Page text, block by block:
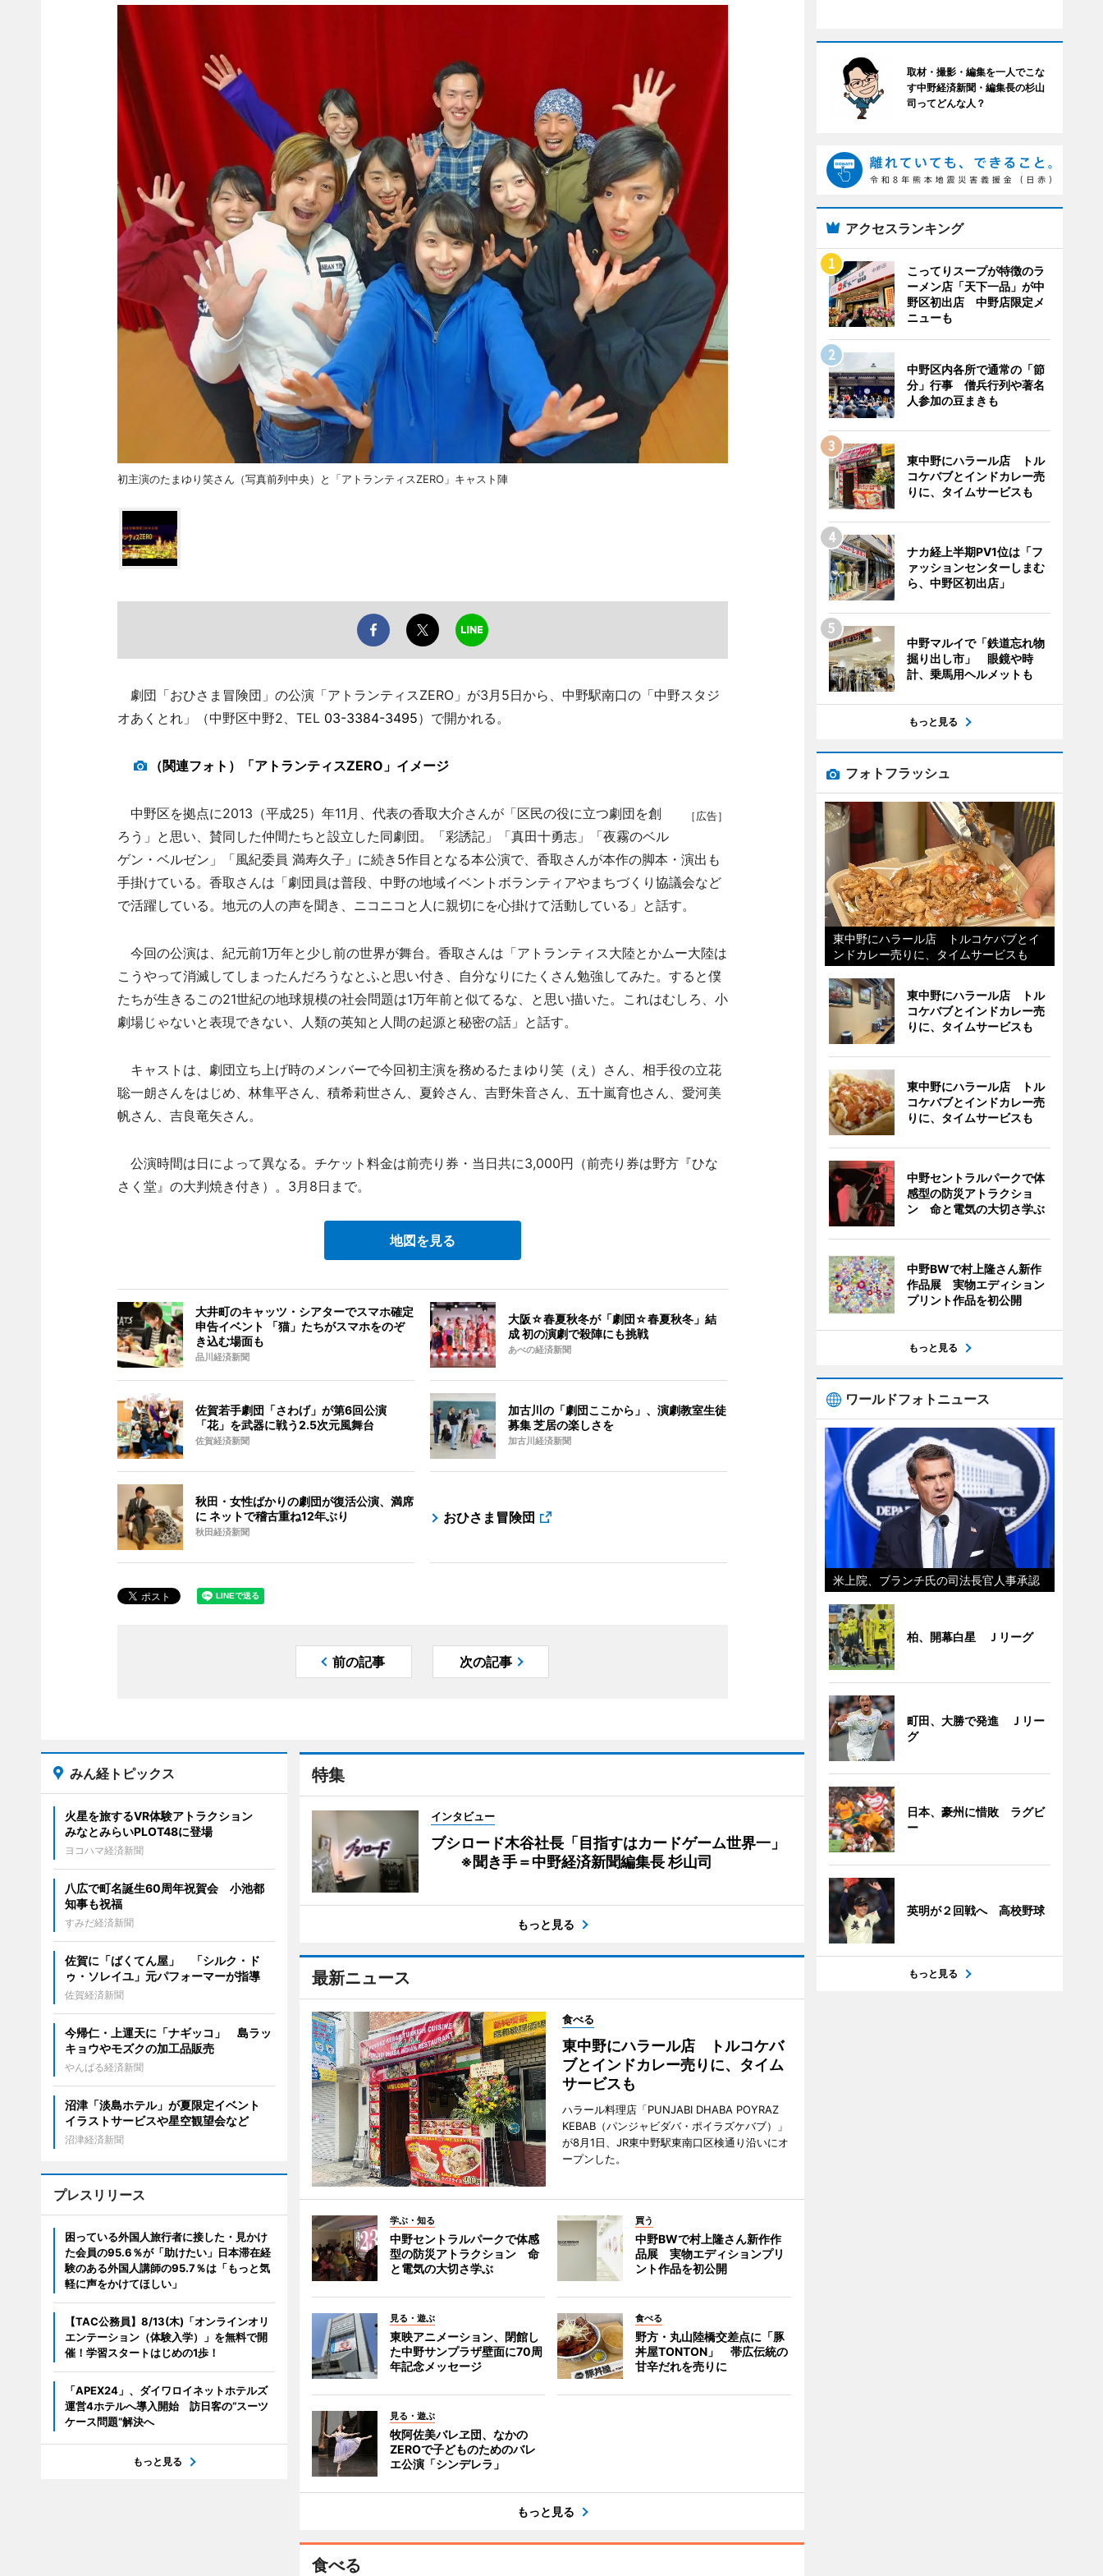
初主演のたまゆり笑さん（写真前列中央）と「アトランティスZERO」キャスト陣
劇団「おひさま冒険団」の公演「アトランティスZERO」が3月5日から、中野駅南口の「中野スタジ
オあくとれ」（中野区中野2、TEL 03-3384-3495）で開かれる。
（関連フォト）「アトランティスZERO」イメージ
［広告］
中野区を拠点に2013（平成25）年11月、代表の香取大介さんが「区民の役に立つ劇団を創
ろう」と思い、賛同した仲間たちと設立した同劇団。「彩誘記」「真田十勇志」「夜霧のベル
ゲン・ベルゼン」「風紀委員 満寿久子」に続き5作目となる本公演で、香取さんが本作の脚本・演出も
手掛けている。香取さんは「劇団員は普段、中野の地域イベントボランティアやまちづくり協議会など
で活躍している。地元の人の声を聞き、ニコニコと人に親切にを心掛けて活動している」と話す。
今回の公演は、紀元前1万年と少し前の世界が舞台。香取さんは「アトランティス大陸とかムー大陸は
こうやって消滅してしまったんだろうなとふと思い付き、自分なりにたくさん勉強してみた。すると僕
たちが生きるこの21世紀の地球規模の社会問題は1万年前と似てるな、と思い描いた。これはむしろ、小
劇場じゃないと表現できない、人類の英知と人間の起源と秘密の話」と話す。
キャストは、劇団立ち上げ時のメンバーで今回初主演を務めるたまゆり笑（え）さん、相手役の立花
聡一朗さんをはじめ、林隼平さん、積希莉世さん、夏鈴さん、吉野朱音さん、五十嵐育也さん、愛河美
帆さん、吉良竜矢さん。
公演時間は日によって異なる。チケット料金は前売り券・当日共に3,000円（前売り券は野方『ひな
さく堂』の大判焼き付き）。3月8日まで。
地図を見る
大井町のキャッツ・シアターでスマホ確定
申告イベント 「猫」たちがスマホをのぞ
き込む場面も
品川経済新聞
大阪☆春夏秋冬が「劇団☆春夏秋冬」結
成 初の演劇で殺陣にも挑戦
あべの経済新聞
佐賀若手劇団「さわげ」が第6回公演
「花」を武器に戦う2.5次元風舞台
佐賀経済新聞
加古川の「劇団ここから」、演劇教室生徒
募集 芝居の楽しさを
加古川経済新聞
秋田・女性ばかりの劇団が復活公演、満席
に ネットで稽古重ね12年ぶり
秋田経済新聞
おひさま冒険団
前の記事 次の記事
特集
インタビュー
ブシロード木谷社長「目指すはカードゲーム世界一」
※聞き手＝中野経済新聞編集長 杉山司
もっと見る
最新ニュース
食べる
東中野にハラール店 トルコケバ
ブとインドカレー売りに、タイム
サービスも
ハラール料理店「PUNJABI DHABA POYRAZ
KEBAB（パンジャビダバ・ポイラズケバブ）」
が8月1日、JR東中野駅東南口区検通り沿いにオ
ープンした。
学ぶ・知る
中野セントラルパークで体感
型の防災アトラクション 命
と電気の大切さ学ぶ
買う
中野BWで村上隆さん新作作
品展 実物エディションプリ
ント作品を初公開
見る・遊ぶ
東映アニメーション、閉館し
た中野サンプラザ壁面に70周
年記念メッセージ
食べる
野方・丸山陸橋交差点に「豚
丼屋TONTON」 帯広伝統の
甘辛だれを売りに
見る・遊ぶ
牧阿佐美バレヱ団、なかの
ZEROで子どものためのバレ
エ公演「シンデレラ」
もっと見る
食べる
みん経トピックス
火星を旅するVR体験アトラクション
みなとみらいPLOT48に登場
ヨコハマ経済新聞
八広で町名誕生60周年祝賀会 小池都
知事も祝福
すみだ経済新聞
佐賀に「ばくてん屋」 「シルク・ド
ゥ・ソレイユ」元パフォーマーが指導
佐賀経済新聞
今帰仁・上運天に「ナギッコ」 島ラッ
キョウやモズクの加工品販売
やんばる経済新聞
沼津「淡島ホテル」が夏限定イベント
イラストサービスや星空観望会など
沼津経済新聞
プレスリリース
困っている外国人旅行者に接した・見かけ
た会員の95.6％が「助けたい」日本滞在経
験のある外国人講師の95.7％は「もっと気
軽に声をかけてほしい」
【TAC公務員】8/13(木)「オンラインオリ
エンテーション（体験入学）」を無料で開
催！学習スタートはじめの1歩！
「APEX24」、ダイワロイネットホテルズ
運営4ホテルへ導入開始 訪日客の“スーツ
ケース問題”解決へ
もっと見る
取材・撮影・編集を一人でこな
す中野経済新聞・編集長の杉山
司ってどんな人？
アクセスランキング
こってりスープが特徴のラ
ーメン店「天下一品」が中
野区初出店 中野店限定メ
ニューも
中野区内各所で通常の「節
分」行事 僧兵行列や著名
人参加の豆まきも
東中野にハラール店 トル
コケバブとインドカレー売
りに、タイムサービスも
ナカ経上半期PV1位は「フ
ァッションセンターしまむ
ら、中野区初出店」
中野マルイで「鉄道忘れ物
掘り出し市」 眼鏡や時
計、乗馬用ヘルメットも
もっと見る
フォトフラッシュ
東中野にハラール店 トルコケバブとイ
ンドカレー売りに、タイムサービスも
東中野にハラール店 トル
コケバブとインドカレー売
りに、タイムサービスも
東中野にハラール店 トル
コケバブとインドカレー売
りに、タイムサービスも
中野セントラルパークで体
感型の防災アトラクショ
ン 命と電気の大切さ学ぶ
中野BWで村上隆さん新作
作品展 実物エディション
プリント作品を初公開
もっと見る
ワールドフォトニュース
米上院、ブランチ氏の司法長官人事承認
柏、開幕白星 Ｊリーグ
町田、大勝で発進 Ｊリー
グ
日本、豪州に惜敗 ラグビ
ー
英明が２回戦へ 高校野球
もっと見る